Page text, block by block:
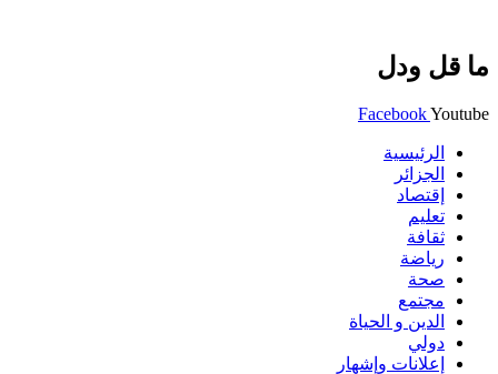
ما قل ودل
FacebookYoutube
الرئيسية
الجزائر
إقتصاد
تعليم
ثقافة
رياضة
صحة
مجتمع
الدين و الحياة
دولي
إعلانات وإشهار